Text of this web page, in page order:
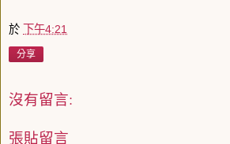
於 下午4:21
分享
沒有留言:
張貼留言